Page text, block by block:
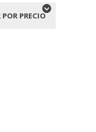
POR PRECIO